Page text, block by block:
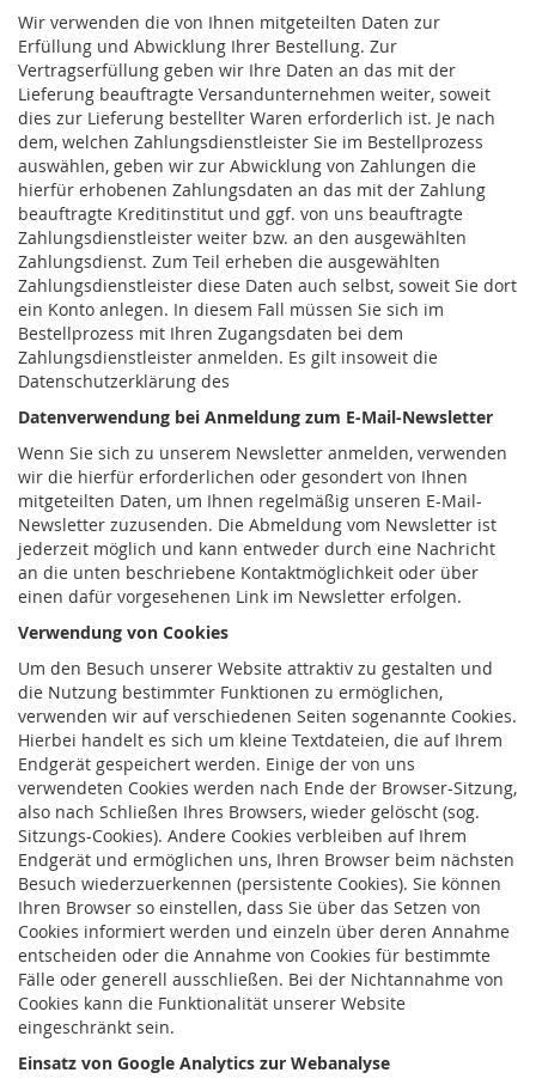
Wir verwenden die von Ihnen mitgeteilten Daten zur
Erfüllung und Abwicklung Ihrer Bestellung. Zur
Vertragserfüllung geben wir Ihre Daten an das mit der
Lieferung beauftragte Versandunternehmen weiter, soweit
dies zur Lieferung bestellter Waren erforderlich ist. Je nach
dem, welchen Zahlungsdienstleister Sie im Bestellprozess
auswählen, geben wir zur Abwicklung von Zahlungen die
hierfür erhobenen Zahlungsdaten an das mit der Zahlung
beauftragte Kreditinstitut und ggf. von uns beauftragte
Zahlungsdienstleister weiter bzw. an den ausgewählten
Zahlungsdienst. Zum Teil erheben die ausgewählten
Zahlungsdienstleister diese Daten auch selbst, soweit Sie dort
ein Konto anlegen. In diesem Fall müssen Sie sich im
Bestellprozess mit Ihren Zugangsdaten bei dem
Zahlungsdienstleister anmelden. Es gilt insoweit die
Datenschutzerklärung des
Datenverwendung bei Anmeldung zum E-Mail-Newsletter
Wenn Sie sich zu unserem Newsletter anmelden, verwenden
wir die hierfür erforderlichen oder gesondert von Ihnen
mitgeteilten Daten, um Ihnen regelmäßig unseren E-Mail-
Newsletter zuzusenden. Die Abmeldung vom Newsletter ist
jederzeit möglich und kann entweder durch eine Nachricht
an die unten beschriebene Kontaktmöglichkeit oder über
einen dafür vorgesehenen Link im Newsletter erfolgen.
Verwendung von Cookies
Um den Besuch unserer Website attraktiv zu gestalten und
die Nutzung bestimmter Funktionen zu ermöglichen,
verwenden wir auf verschiedenen Seiten sogenannte Cookies.
Hierbei handelt es sich um kleine Textdateien, die auf Ihrem
Endgerät gespeichert werden. Einige der von uns
verwendeten Cookies werden nach Ende der Browser-Sitzung,
also nach Schließen Ihres Browsers, wieder gelöscht (sog.
Sitzungs-Cookies). Andere Cookies verbleiben auf Ihrem
Endgerät und ermöglichen uns, Ihren Browser beim nächsten
Besuch wiederzuerkennen (persistente Cookies). Sie können
Ihren Browser so einstellen, dass Sie über das Setzen von
Cookies informiert werden und einzeln über deren Annahme
entscheiden oder die Annahme von Cookies für bestimmte
Fälle oder generell ausschließen. Bei der Nichtannahme von
Cookies kann die Funktionalität unserer Website
eingeschränkt sein.
Einsatz von Google Analytics zur Webanalyse